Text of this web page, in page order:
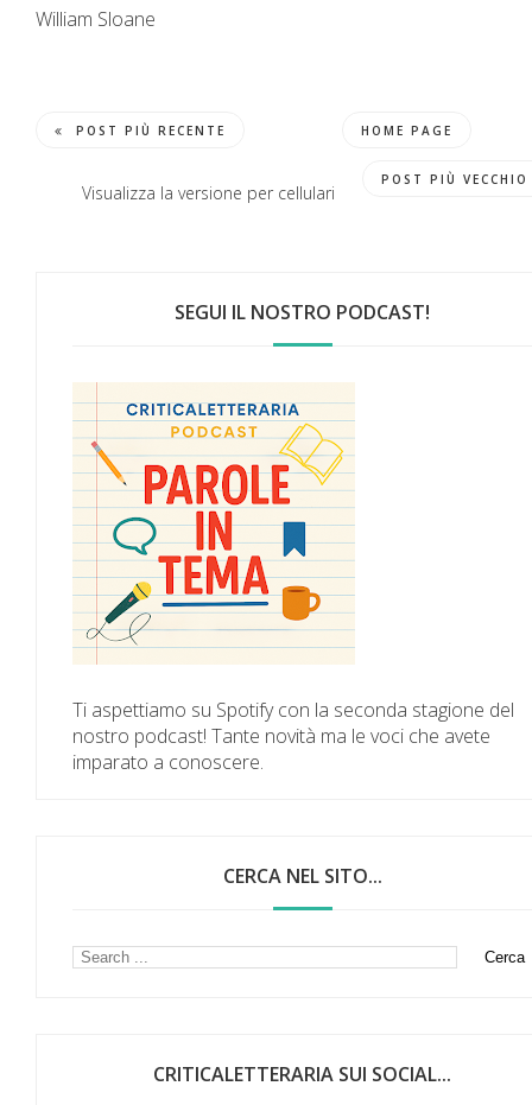
William Sloane
POST PIÙ RECENTE HOME PAGE
POST PIÙ VECCHIO
Visualizza la versione per cellulari
SEGUI IL NOSTRO PODCAST!
Ti aspettiamo su Spotify con la seconda stagione del
nostro podcast! Tante novità ma le voci che avete
imparato a conoscere.
CERCA NEL SITO...
CRITICALETTERARIA SUI SOCIAL...